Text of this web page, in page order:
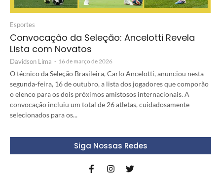
Esportes
Convocação da Seleção: Ancelotti Revela
Lista com Novatos
Davidson Lima - 16 de março de 2026
O técnico da Seleção Brasileira, Carlo Ancelotti, anunciou nesta
segunda-feira, 16 de outubro, a lista dos jogadores que comporão
o elenco para os dois próximos amistosos internacionais. A
convocação incluiu um total de 26 atletas, cuidadosamente
selecionados para os...
Siga Nossas Redes